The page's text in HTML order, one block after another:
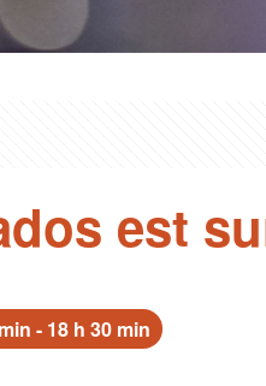
est
- 18 h 30 min